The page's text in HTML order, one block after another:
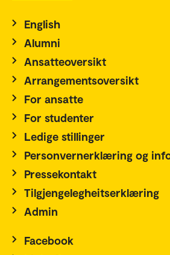
English
Alumni
Ansatteoversikt
Arrangementsoversikt
For ansatte
For studenter
Ledige stillinger
Personvernerklæring og
Pressekontakt
Tilgjengelegheitserklæring
Admin
Facebook